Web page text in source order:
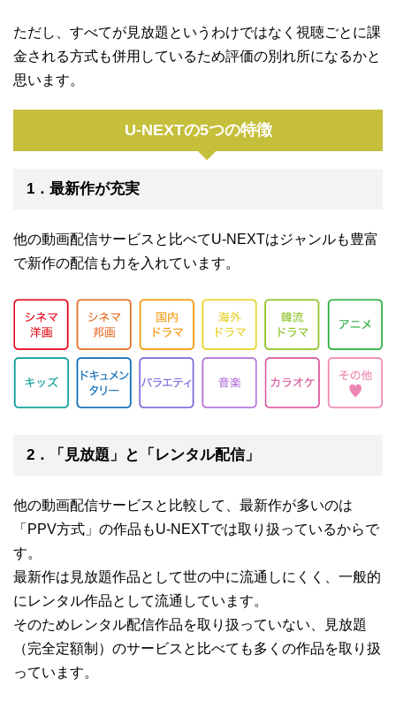
ただし、すべてが見放題というわけではなく視聴ごとに課
金される方式も併用しているため評価の別れ所になるかと
思います。
U-NEXTの5つの特徴
1．最新作が充実
他の動画配信サービスと比べてU-NEXTはジャンルも豊富
で新作の配信も力を入れています。
2．「見放題」と「レンタル配信」
他の動画配信サービスと比較して、最新作が多いのは
「PPV方式」の作品もU-NEXTでは取り扱っているからで
す。
最新作は見放題作品として世の中に流通しにくく、一般的
にレンタル作品として流通しています。
そのためレンタル配信作品を取り扱っていない、見放題
（完全定額制）のサービスと比べても多くの作品を取り扱
っています。